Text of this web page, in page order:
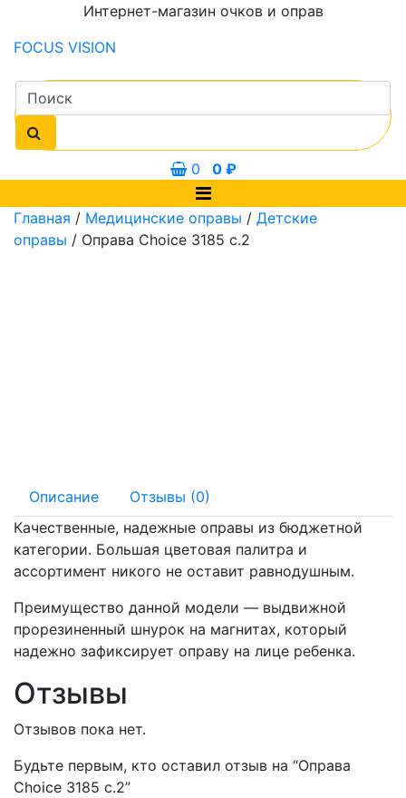
Интернет-магазин очков и оправ
FOCUS VISION
0 0 ₽
Главная / Медицинские оправы / Детские
оправы / Оправа Choice 3185 с.2
Описание
Отзывы (0)
Качественные, надежные оправы из бюджетной
категории. Большая цветовая палитра и
ассортимент никого не оставит равнодушным.
Преимущество данной модели — выдвижной
прорезиненный шнурок на магнитах, который
надежно зафиксирует оправу на лице ребенка.
Отзывы
Отзывов пока нет.
Будьте первым, кто оставил отзыв на “Оправа
Choice 3185 с.2”